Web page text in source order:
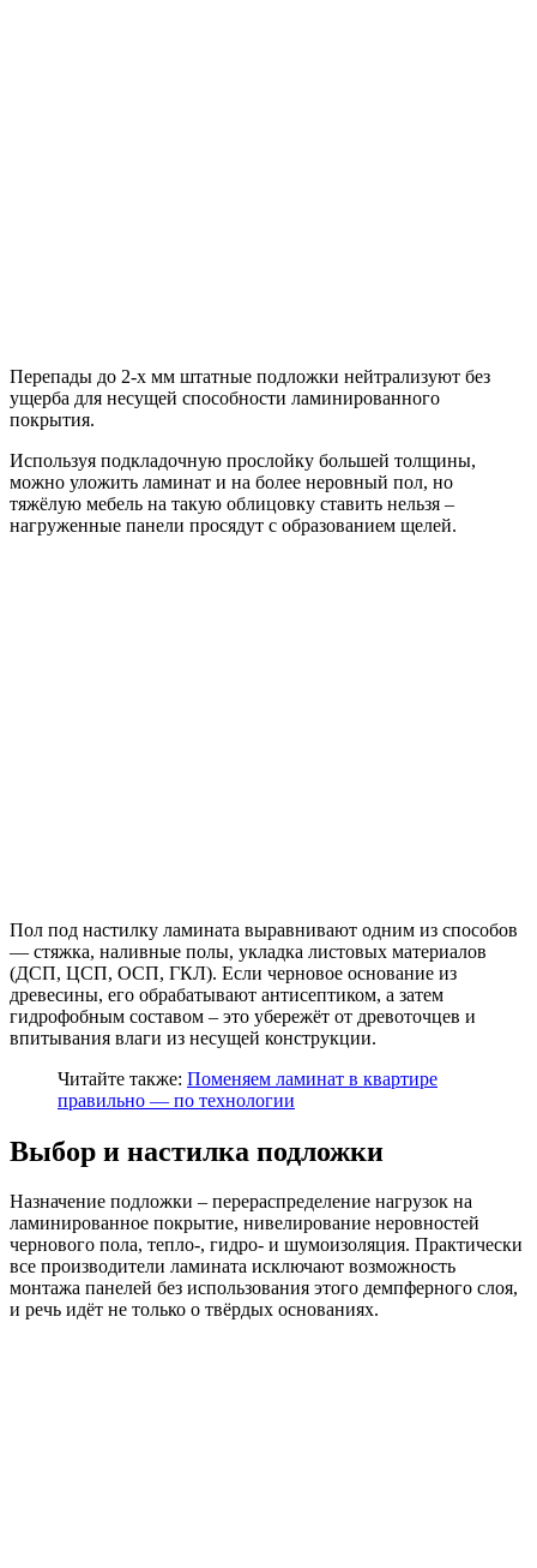
Перепады до 2-х мм штатные подложки нейтрализуют без
ущерба для несущей способности ламинированного
покрытия.
Используя подкладочную прослойку большей толщины,
можно уложить ламинат и на более неровный пол, но
тяжёлую мебель на такую облицовку ставить нельзя –
нагруженные панели просядут с образованием щелей.
Пол под настилку ламината выравнивают одним из способов
— стяжка, наливные полы, укладка листовых материалов
(ДСП, ЦСП, ОСП, ГКЛ). Если черновое основание из
древесины, его обрабатывают антисептиком, а затем
гидрофобным составом – это убережёт от древоточцев и
впитывания влаги из несущей конструкции.
Читайте также: Поменяем ламинат в квартире
правильно — по технологии
Выбор и настилка подложки
Назначение подложки – перераспределение нагрузок на
ламинированное покрытие, нивелирование неровностей
чернового пола, тепло-, гидро- и шумоизоляция. Практически
все производители ламината исключают возможность
монтажа панелей без использования этого демпферного слоя,
и речь идёт не только о твёрдых основаниях.